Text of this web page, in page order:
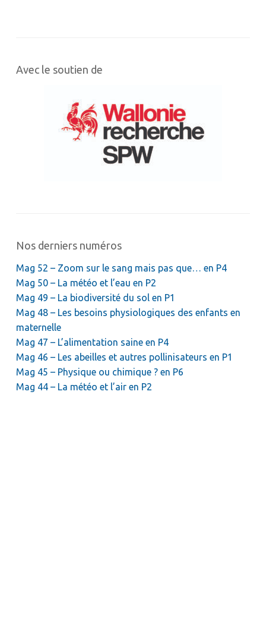
Avec le soutien de
Nos derniers numéros
Mag 52 – Zoom sur le sang mais pas que… en P4
Mag 50 – La météo et l’eau en P2
Mag 49 – La biodiversité du sol en P1
Mag 48 – Les besoins physiologiques des enfants en
maternelle
Mag 47 – L’alimentation saine en P4
Mag 46 – Les abeilles et autres pollinisateurs en P1
Mag 45 – Physique ou chimique ? en P6
Mag 44 – La météo et l’air en P2